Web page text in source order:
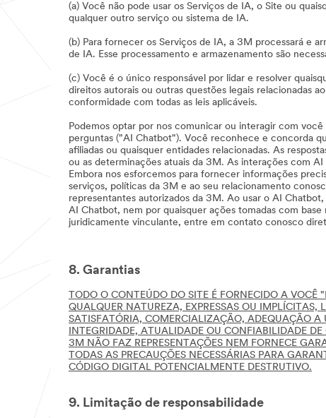
(a) Você não pode usar os Serviços de IA, o Site ou
qualquer outro serviço ou sistema de IA.
(b) Para fornecer os Serviços de IA, a 3M processará e
de IA. Esse processamento e armazenamento são
(c) Você é o único responsável por lidar e resolver
direitos autorais ou outras questões legais relacionadas
conformidade com todas as leis aplicáveis.
Podemos optar por nos comunicar ou interagir com
perguntas ("AI Chatbot"). Você reconhece e concorda
afiliadas ou quaisquer entidades relacionadas. As
ou as determinações atuais da 3M. As interações com
Embora nos esforcemos para fornecer informações
serviços, políticas da 3M e ao seu relacionamento
representantes autorizados da 3M. Ao usar o AI
AI Chatbot, nem por quaisquer ações tomadas com
juridicamente vinculante, entre em contato conosco
8. Garantias
TODO O CONTEÚDO DO SITE É FORNECIDO A
QUALQUER NATUREZA, EXPRESSAS OU
SATISFATÓRIA, COMERCIALIZAÇÃO, ADEQUAÇÃO
INTEGRIDADE, ATUALIDADE OU CONFIABILIDADE
3M NÃO FAZ REPRESENTAÇÕES NEM FORNECE
TODAS AS PRECAUÇÕES NECESSÁRIAS PARA
CÓDIGO DIGITAL POTENCIALMENTE DESTRUTIVO.
9. Limitação de responsabilidade